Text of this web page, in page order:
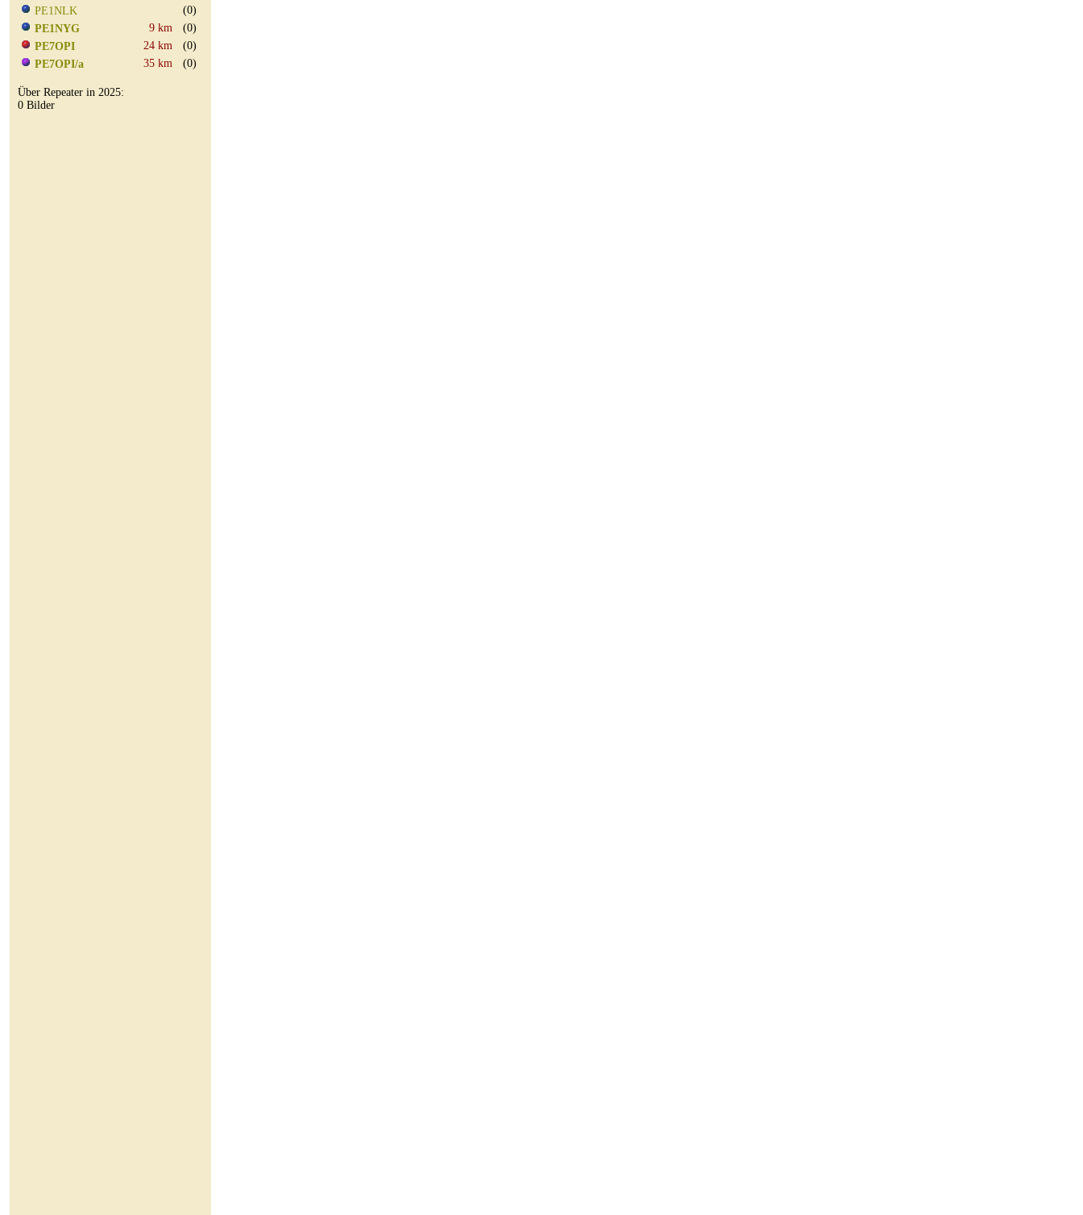
PE1NLK
(0)
PE1NYG
9 km
(0)
PE7OPI
24 km
(0)
PE7OPI/a
35 km (0)
Über Repeater in 2025:
0 Bilder